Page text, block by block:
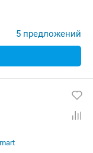
5 предложений